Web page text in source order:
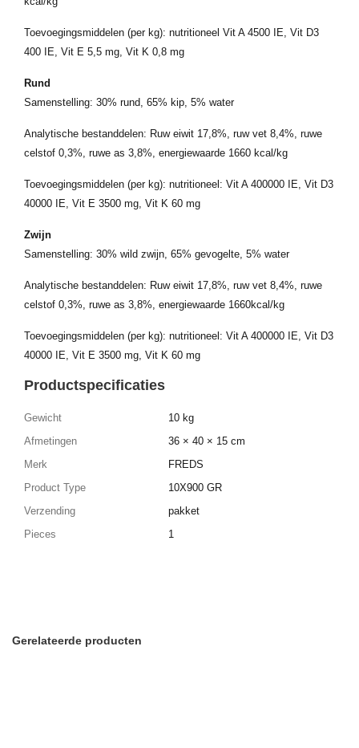
Toevoegingsmiddelen (per kg): nutritioneel Vit A 4500 IE, Vit D3
400 IE, Vit E 5,5 mg, Vit K 0,8 mg
Rund
Samenstelling: 30% rund, 65% kip, 5% water
Analytische bestanddelen: Ruw eiwit 17,8%, ruw vet 8,4%, ruwe
celstof 0,3%, ruwe as 3,8%, energiewaarde 1660 kcal/kg
Toevoegingsmiddelen (per kg): nutritioneel: Vit A 400000 IE, Vit D3
40000 IE, Vit E 3500 mg, Vit K 60 mg
Zwijn
Samenstelling: 30% wild zwijn, 65% gevogelte, 5% water
Analytische bestanddelen: Ruw eiwit 17,8%, ruw vet 8,4%, ruwe
celstof 0,3%, ruwe as 3,8%, energiewaarde 1660kcal/kg
Toevoegingsmiddelen (per kg): nutritioneel: Vit A 400000 IE, Vit D3
40000 IE, Vit E 3500 mg, Vit K 60 mg
Productspecificaties
Gewicht
10 kg
Afmetingen
36 × 40 × 15 cm
Merk
FREDS
Product Type
10X900 GR
Verzending
pakket
Pieces
1
Gerelateerde producten